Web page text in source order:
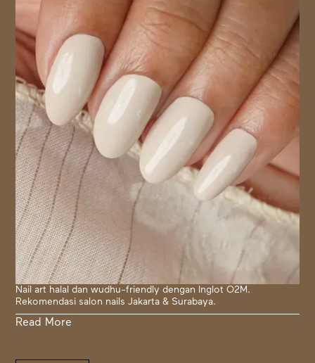
Nail art halal dan wudhu-friendly dengan Inglot O2M.
Rekomendasi salon nails Jakarta & Surabaya.
Read More